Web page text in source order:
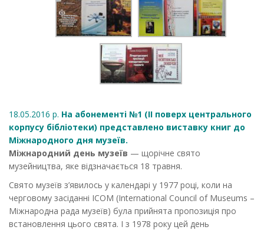
18.05.2016 р. На абонементі №1 (ІІ поверх центрального
корпусу бібліотеки) представлено виставку книг до
Міжнародного дня музеїв.
Міжнародний день музеїв — щорічне свято
музейництва, яке відзначається 18 травня.
Свято музеїв з’явилось у календарі у 1977 році, коли на
черговому засіданні ICOM (International Council of Museums –
Міжнародна рада музеїв) була прийнята пропозиція про
встановлення цього свята. І з 1978 року цей день